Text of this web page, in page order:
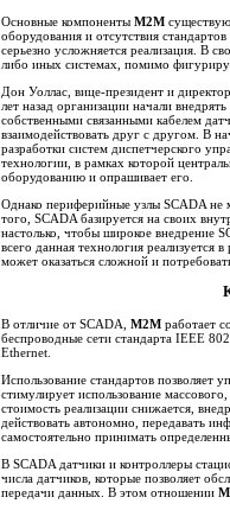
Основные компоненты M2M
оборудования и отсутствия
серьезно усложняется реализация. В
либо иных системах, помимо
Дон Уоллас, вице-президент и
лет назад организации начали
собственными связанными кабелем
взаимодействовать друг с другом. В
разработки систем диспетчерского
технологии, в рамках которой
оборудованию и опрашивает его.
Однако периферийные узлы SCADA не
того, SCADA базируется на своих
настолько, чтобы широкое внедрение
всего данная технология реализуется
может оказаться сложной и
В отличие от SCADA, M2Mработает
беспроводные сети стандарта IEEE
Ethernet.
Использование стандартов позволяет
стимулирует использование
стоимость реализации снижается,
действовать автономно, передавать
самостоятельно принимать
В SCADA датчики и контроллеры
числа датчиков, которые позволяет
передачи данных. В этом отношении